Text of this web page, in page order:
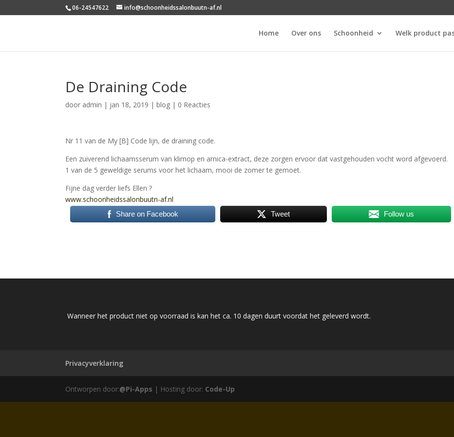
06-24547622 info@schoonheidssalonbuutn-af.nl
Home Over ons Schoonheid Welk product
De Draining Code
door admin | jan 18, 2019 |blog | 0 Reacties
Nr 11 van de My [B] Code lijn, de draining code.
Een zuiverend lichaamsserum van klimop en arnica-extract, deze zorgen ervoor dat vastgehouden vocht word afgevoerd.
1 van de 5 geweldige serums voor het lichaam, mooi de zomer te gemoet.
Fijne dag verder liefs Ellen?
www.schoonheidssalonbuutn-af.nl
Share on Facebook Tweet Follow us
Wanneer het product niet op voorraad is kan het ca. 10 dagen duurt voordat het geleverd wordt.
Privacyverklaring
Ontworpen door:@Pi-Apps | Hosting door: Code-Up